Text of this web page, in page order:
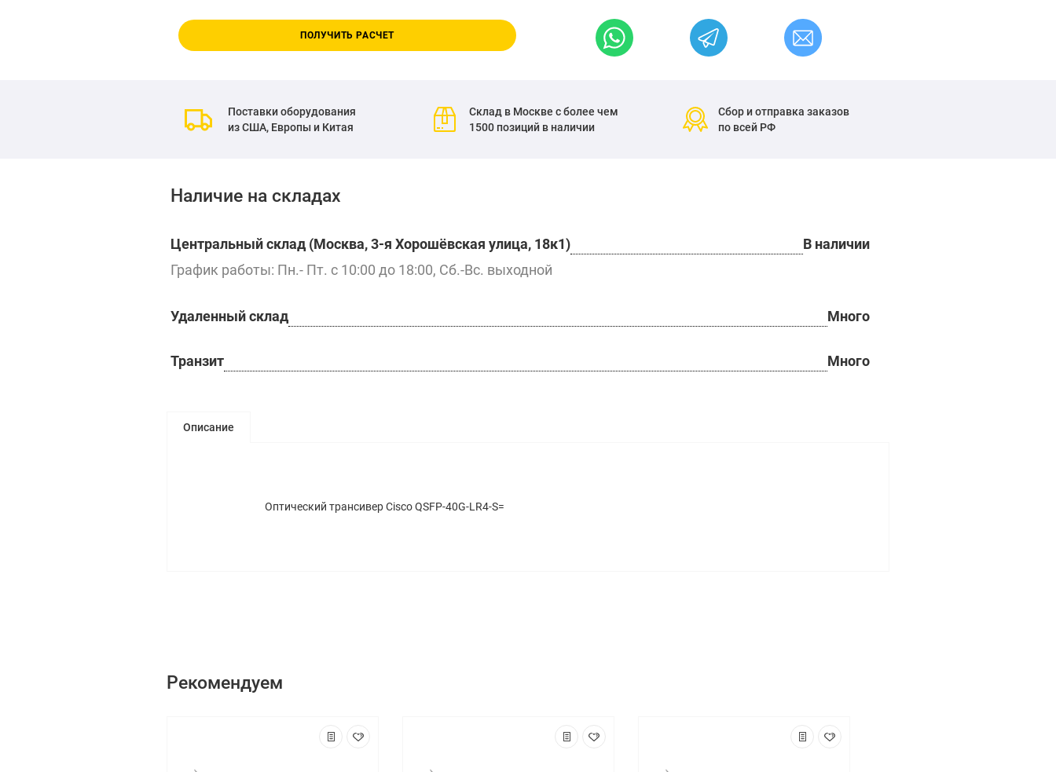
ПОЛУЧИТЬ РАСЧЕТ
Поставки оборудования
из США, Европы и Китая
Склад в Москве с более чем
1500 позиций в наличии
Сбор и отправка заказов
по всей РФ
Наличие на складах
Центральный склад (Москва, 3-я Хорошёвская улица, 18к1)
В наличии
График работы: Пн.- Пт. с 10:00 до 18:00, Сб.-Вс. выходной
Удаленный склад Много
Транзит Много
Описание
Оптический трансивер Cisco QSFP-40G-LR4-S=
Рекомендуем